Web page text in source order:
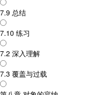
7.9 总结
7.10 练习
7.2 深入理解
7.3 覆盖与过载